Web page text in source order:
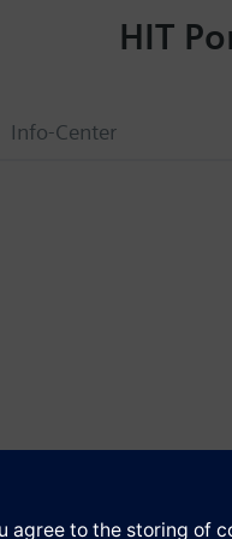
Info-Center
HIT
Brandmeldezentrale
oder in einem
zu einem System mit
SAFEDLINK-